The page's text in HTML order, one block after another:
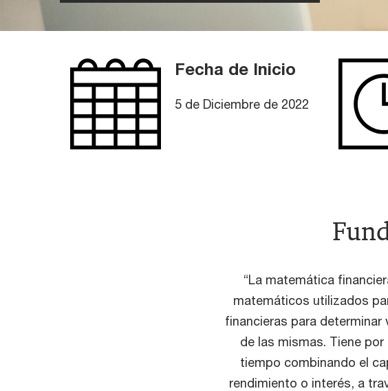
Fecha de Inicio
5 de Diciembre de 2022
“La matemática
matemáticos utilizados
financieras para
de las mismas. Tiene
tiempo combinando el
rendimiento o interés, a